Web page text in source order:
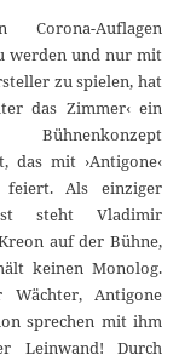
Auflagen
werden und nur mit
zu spielen, hat
das Zimmer‹ ein
das mit ›Antigone‹
feiert. Als einziger
steht Vladimir
auf der Bühne,
keinen Monolog.
Wächter, Antigone
sprechen mit ihm
Leinwand! Durch